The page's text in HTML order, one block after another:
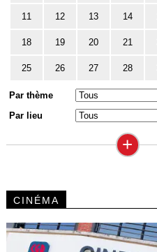
11 12 13 14
18 19 20 21
25 26 27 28
Par thème
Par lieu
+
CINÉMA